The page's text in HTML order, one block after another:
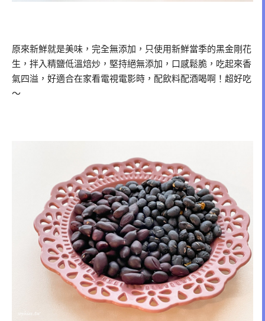
原來新鮮就是美味，完全無添加，只使用新鮮當季的黑金剛花
生，拌入精鹽低溫焙炒，堅持絕無添加，口感鬆脆，吃起來香
氣四溢，好適合在家看電視電影時，配飲料配酒喝啊！超好吃
～